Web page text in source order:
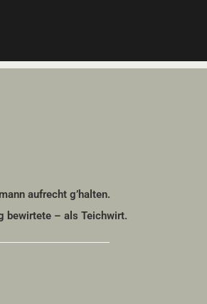
aufrecht g’halten.
bewirtete – als Teichwirt.